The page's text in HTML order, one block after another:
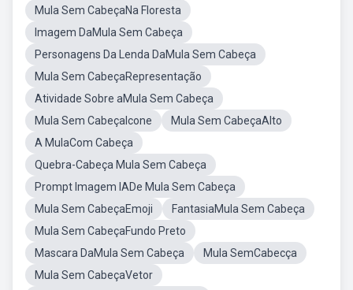
Mula Sem CabeçaNa Floresta
Imagem DaMula Sem Cabeça
Personagens Da Lenda DaMula Sem Cabeça
Mula Sem CabeçaRepresentação
Atividade Sobre aMula Sem Cabeça
Mula Sem CabeçaIcone
Mula Sem CabeçaAlto
A MulaCom Cabeça
Quebra-Cabeça Mula Sem Cabeça
Prompt Imagem IADe Mula Sem Cabeça
Mula Sem CabeçaEmoji
FantasiaMula Sem Cabeça
Mula Sem CabeçaFundo Preto
Mascara DaMula Sem Cabeça
Mula SemCabecça
Mula Sem CabeçaVetor